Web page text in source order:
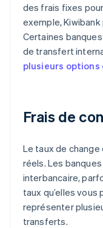
des frais fixes pour
exemple,
Certaines
de transfert
plusieurs
Frais de
Le taux de
réels. Les
interbancaire,
taux qu’elles
représenter
transferts.